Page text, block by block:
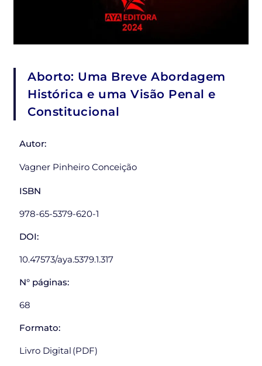
Aborto: Uma Breve Abordagem
Histórica e uma Visão Penal e
Constitucional
Autor:
Vagner Pinheiro Conceição
ISBN
978-65-5379-620-1
DOI:
10.47573/aya.5379.1.317
N° páginas:
68
Formato:
Livro Digital (PDF)